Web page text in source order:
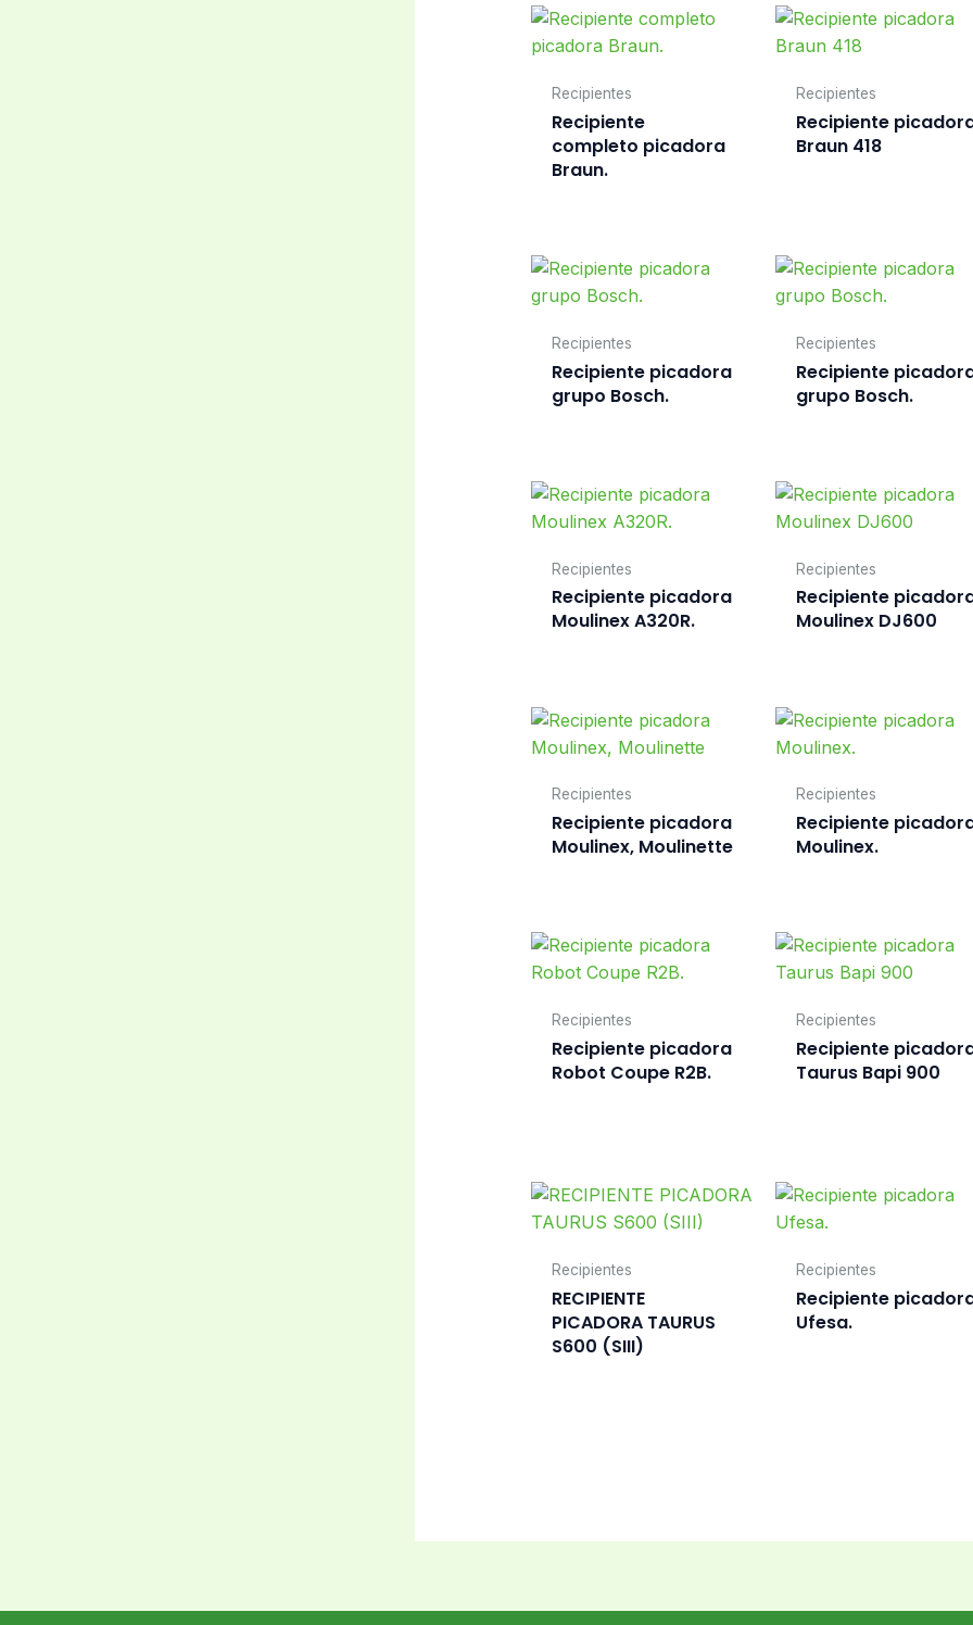
Recipientes
Recipiente
completo picadora
Braun.
Recipientes
Recipiente
Braun 418
Recipientes
Recipiente picadora
grupo Bosch.
Recipientes
Recipiente
grupo Bosch.
Recipientes
Recipiente picadora
Moulinex A320R.
Recipientes
Recipiente
Moulinex DJ600
Recipientes
Recipiente picadora
Moulinex, Moulinette
Recipientes
Recipiente
Moulinex.
Recipientes
Recipiente picadora
Robot Coupe R2B.
Recipientes
Recipiente
Taurus Bapi 900
Recipientes
RECIPIENTE
PICADORA TAURUS
S600 (SIII)
Recipientes
Recipiente
Ufesa.